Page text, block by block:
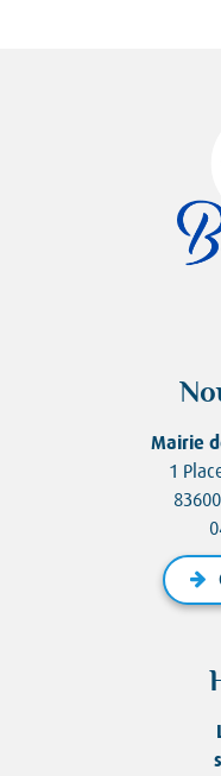
Mairie
1